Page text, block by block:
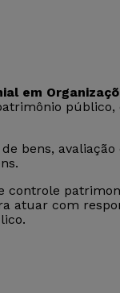
em
bens,
controle
atuar com